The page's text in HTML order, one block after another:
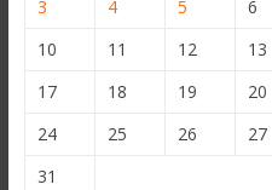
3
4 5 6
10
11 12 13
17
18 19 20
24
25 26 27
31